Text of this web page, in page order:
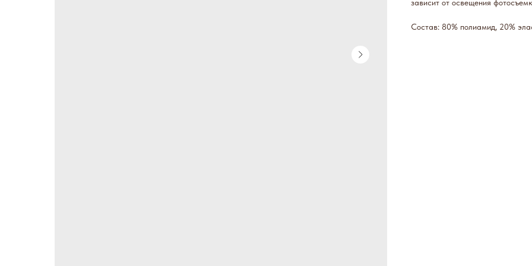
зависит от освещения
Состав: 80% полиамид, 20%